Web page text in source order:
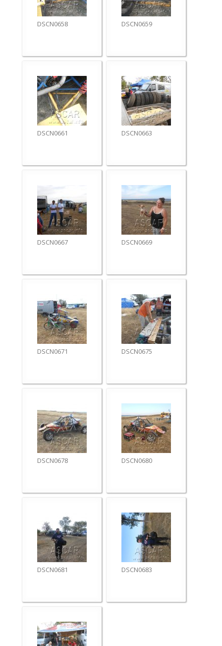
DSCN0658 DSCN0659
DSCN0661 DSCN0663
DSCN0667 DSCN0669
DSCN0671 DSCN0675
DSCN0678 DSCN0680
DSCN0681 DSCN0683